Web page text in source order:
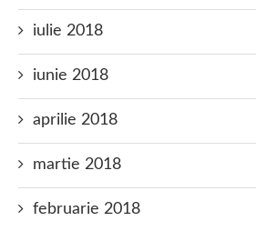
iulie 2018
iunie 2018
aprilie 2018
martie 2018
februarie 2018